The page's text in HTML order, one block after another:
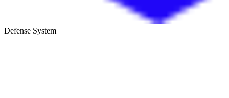
Defense System